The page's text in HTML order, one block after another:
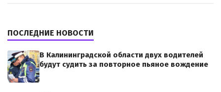
ПОСЛЕДНИЕ НОВОСТИ
В Калининградской области двух водителей
будут судить за повторное пьяное вождение